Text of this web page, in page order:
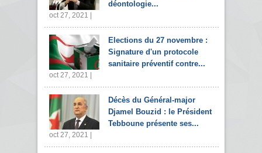
déontologie...
oct 27, 2021 |
Elections du 27 novembre :
Signature d'un protocole
sanitaire préventif contre...
oct 27, 2021 |
Décès du Général-major
Djamel Bouzid : le Président
Tebboune présente ses...
oct 27, 2021 |